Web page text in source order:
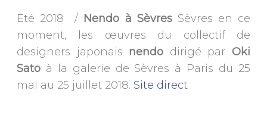
Eté 2018 / Nendo à Sèvres Sèvres en ce
moment, les œuvres du collectif de
designers japonais nendo dirigé parOki
Satoà la galerie de Sèvres à Paris du 25
mai au 25 juillet 2018. Site direct